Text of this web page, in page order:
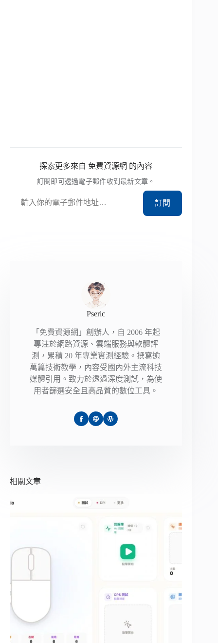
探索更多來自 免費資源網 的內容
訂閱即可透過電子郵件收到最新文章。
訂閱
Pseric
「免費資源網」創辦人，自 2006 年起
專注於網路資源、雲端服務與軟體評
測，累積 20 年專業實測經驗。撰寫逾
萬篇技術教學，內容受國內外主流科技
媒體引用。致力於透過深度測試，為使
用者篩選安全且高品質的數位工具。
相關文章